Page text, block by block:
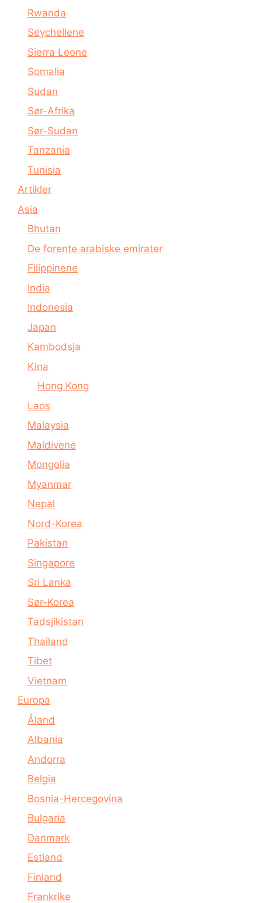
Rwanda
Seychellene
Sierra Leone
Somalia
Sudan
Sør-Afrika
Sør-Sudan
Tanzania
Tunisia
Artikler
Asia
Bhutan
De forente arabiske emirater
Filippinene
India
Indonesia
Japan
Kambodsja
Kina
Hong Kong
Laos
Malaysia
Maldivene
Mongolia
Myanmar
Nepal
Nord-Korea
Pakistan
Singapore
Sri Lanka
Sør-Korea
Tadsjikistan
Thailand
Tibet
Vietnam
Europa
Åland
Albania
Andorra
Belgia
Bosnia-Hercegovina
Bulgaria
Danmark
Estland
Finland
Frankrike